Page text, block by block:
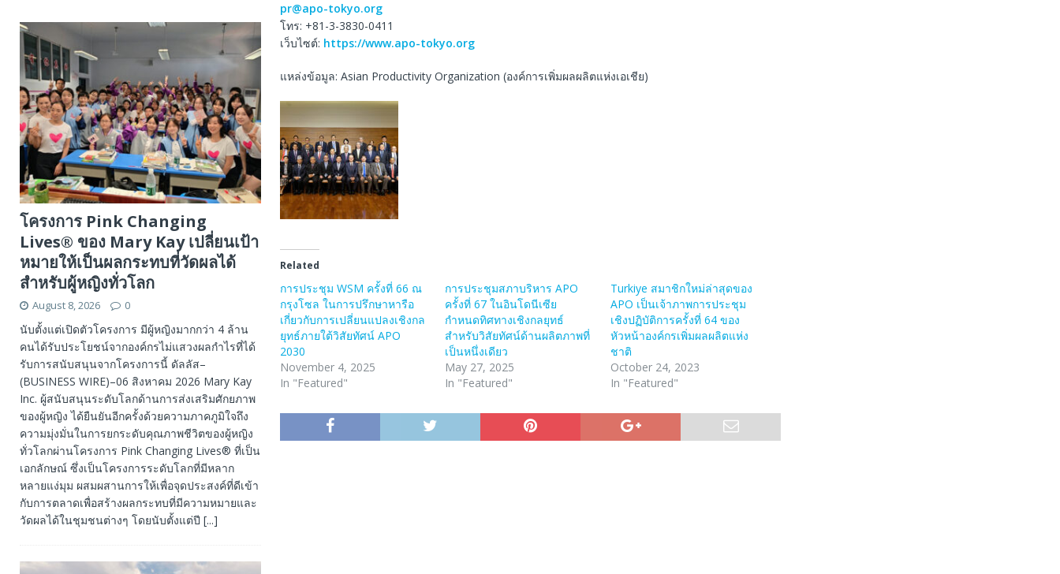
pr@apo-tokyo.org
โทร: +81-3-3830-0411
เว็บไซต์: https://www.apo-tokyo.org
แหล่งข้อมูล: Asian Productivity Organization (องค์การเพิ่มผลผลิตแห่งเอเชีย)
Related
การประชุม WSM ครั้งที่ 66 ณ
กรุงโซล ในการปรึกษาหารือ
เกี่ยวกับการเปลี่ยนแปลงเชิงกล
ยุทธ์ภายใต้วิสัยทัศน์ APO
2030
November 4, 2025
In "Featured"
การประชุมสภาบริหาร APO
ครั้งที่ 67 ในอินโดนีเซีย
กำหนดทิศทางเชิงกลยุทธ์
สำหรับวิสัยทัศน์ด้านผลิตภาพที่
เป็นหนึ่งเดียว
May 27, 2025
In "Featured"
Turkiye สมาชิกใหม่ล่าสุดของ
APO เป็นเจ้าภาพการประชุม
เชิงปฏิบัติการครั้งที่ 64 ของ
หัวหน้าองค์กรเพิ่มผลผลิตแห่ง
ชาติ
October 24, 2023
In "Featured"
โครงการ Pink Changing
Lives® ของ Mary Kay เปลี่ยนเป้า
หมายให้เป็นผลกระทบที่วัดผลได้
สำหรับผู้หญิงทั่วโลก
August 8, 2026 0
นับตั้งแต่เปิดตัวโครงการ มีผู้หญิงมากกว่า 4 ล้าน
คนได้รับประโยชน์จากองค์กรไม่แสวงผลกำไรที่ได้
รับการสนับสนุนจากโครงการนี้ ดัลลัส–
(BUSINESS WIRE)–06 สิงหาคม 2026 Mary Kay
Inc. ผู้สนับสนุนระดับโลกด้านการส่งเสริมศักยภาพ
ของผู้หญิง ได้ยืนยันอีกครั้งด้วยความภาคภูมิใจถึง
ความมุ่งมั่นในการยกระดับคุณภาพชีวิตของผู้หญิง
ทั่วโลกผ่านโครงการ Pink Changing Lives® ที่เป็น
เอกลักษณ์ ซึ่งเป็นโครงการระดับโลกที่มีหลาก
หลายแง่มุม ผสมผสานการให้เพื่อจุดประสงค์ที่ดีเข้า
กับการตลาดเพื่อสร้างผลกระทบที่มีความหมายและ
วัดผลได้ในชุมชนต่างๆ โดยนับตั้งแต่ปี [...]